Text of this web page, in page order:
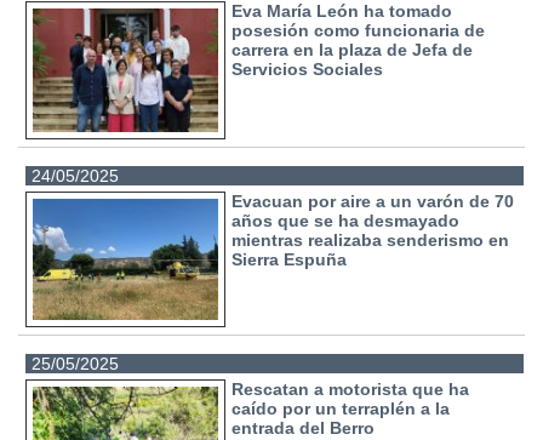
Eva María León ha tomado
posesión como funcionaria de
carrera en la plaza de Jefa de
Servicios Sociales
24/05/2025
Evacuan por aire a un varón de 70
años que se ha desmayado
mientras realizaba senderismo en
Sierra Espuña
25/05/2025
Rescatan a motorista que ha
caído por un terraplén a la
entrada del Berro